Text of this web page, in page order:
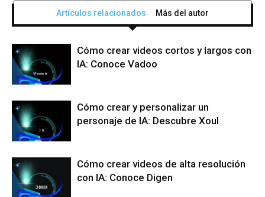
Artículos relacionados Más del autor
Cómo crear videos cortos y largos con
IA: Conoce Vadoo
Cómo crear y personalizar un
personaje de IA: Descubre Xoul
Cómo crear videos de alta resolución
con IA: Conoce Digen